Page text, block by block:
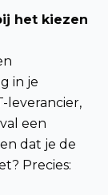
het kiezen
in je
leverancier,
een
dat je de
Precies: